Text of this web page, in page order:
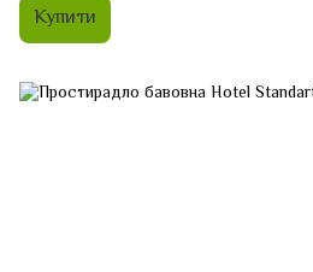
Купити